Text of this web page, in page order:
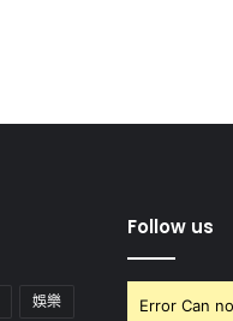
娛樂
Follow us
Error Can